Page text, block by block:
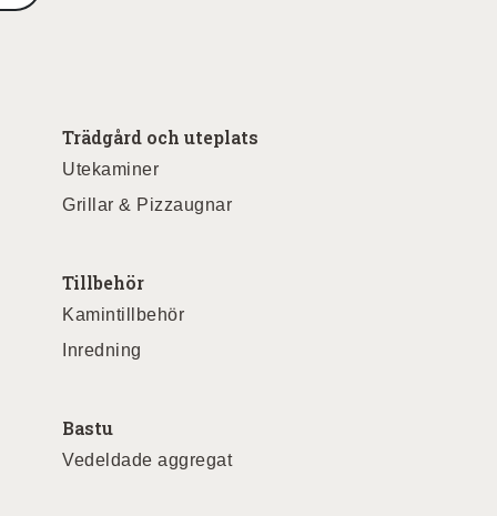
Trädgård och uteplats
Utekaminer
Grillar & Pizzaugnar
Tillbehör
Kamintillbehör
Inredning
Bastu
Vedeldade aggregat